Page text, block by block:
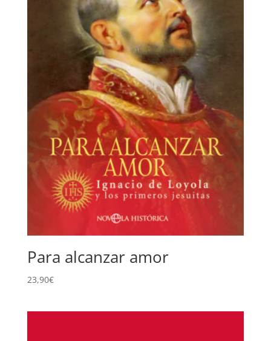
Para alcanzar amor
23,90€